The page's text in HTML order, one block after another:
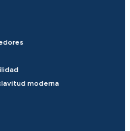
moderna